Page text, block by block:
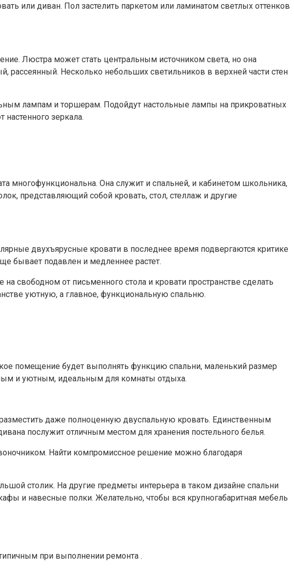
или диван. Пол застелить паркетом или ламинатом светлых оттенков
Люстра может стать центральным источником света, но она
Несколько небольших светильников в верхней части стен
лампам и торшерам. Подойдут настольные лампы на прикроватных
зеркала.
многофункциональна. Она служит и спальней, и кабинетом школьника,
представляющий собой кровать, стол, стеллаж и другие
двухъярусные кровати в последнее время подвергаются критике
бывает подавлен и медленнее растет.
свободном от письменного стола и кровати пространстве сделать
уютную, а главное, функциональную спальню.
помещение будет выполнять функцию спальни, маленький размер
и уютным, идеальным для комнаты отдыха.
даже полноценную двуспальную кровать. Единственным
послужит отличным местом для хранения постельного белья.
Найти компромиссное решение можно благодаря
столик. На другие предметы интерьера в таком дизайне спальни
и навесные полки. Желательно, чтобы вся крупногабаритная мебель
при выполнении ремонта .